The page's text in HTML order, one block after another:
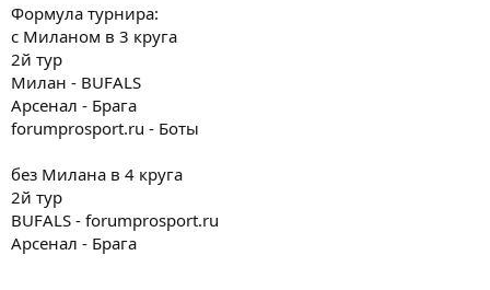
Формула турнира:
с Миланом в 3 круга
2й тур
Милан - BUFALS
Арсенал - Брага
forumprosport.ru - Боты
без Милана в 4 круга
2й тур
BUFALS - forumprosport.ru
Арсенал - Брага